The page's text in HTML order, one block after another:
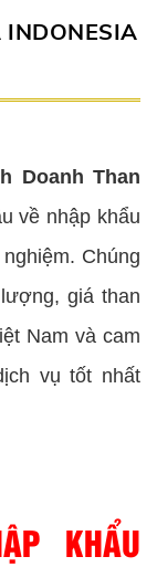
Doanh Than
về nhập khẩu
Chúng
giá than
Nam và cam
vụ tốt nhất
KHẨU